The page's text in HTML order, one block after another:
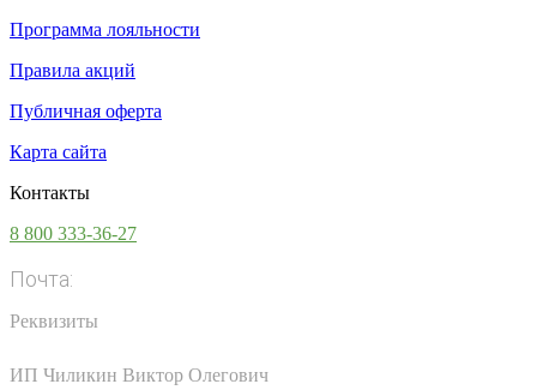
Программа лояльности
Правила акций
Публичная оферта
Карта сайта
Контакты
8 800 333-36-27
Почта:
Реквизиты
ИП Чиликин Виктор Олегович